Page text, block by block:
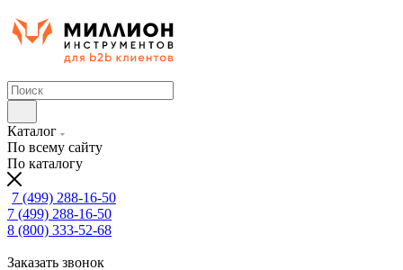
Каталог
По всему сайту
По каталогу
7 (499) 288-16-50
7 (499) 288-16-50
8 (800) 333-52-68
Заказать звонок